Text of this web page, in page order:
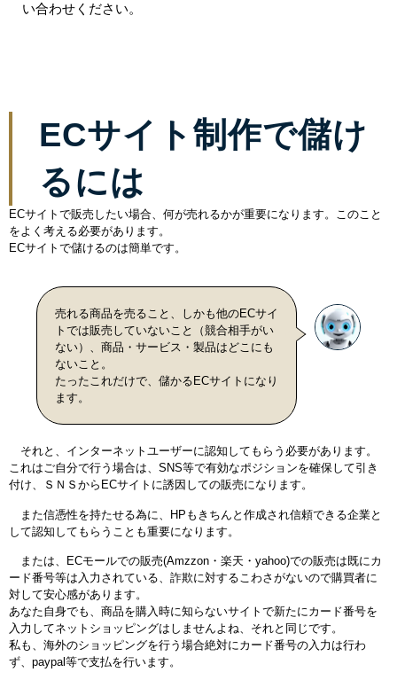
い合わせください。
ECサイト制作で儲け
るには
ECサイトで販売したい場合、何が売れるかが重要になります。このこと
をよく考える必要があります。
ECサイトで儲けるのは簡単です。
売れる商品を売ること、しかも他のECサイ
トでは販売していないこと（競合相手がい
ない）、商品・サービス・製品はどこにも
ないこと。
たったこれだけで、儲かるECサイトになり
ます。
それと、インターネットユーザーに認知してもらう必要があります。
これはご自分で行う場合は、SNS等で有効なポジションを確保して引き
付け、ＳＮＳからECサイトに誘因しての販売になります。
また信憑性を持たせる為に、HPもきちんと作成され信頼できる企業と
して認知してもらうことも重要になります。
または、ECモールでの販売(Amzzon・楽天・yahoo)での販売は既にカ
ード番号等は入力されている、詐欺に対するこわさがないので購買者に
対して安心感があります。
あなた自身でも、商品を購入時に知らないサイトで新たにカード番号を
入力してネットショッピングはしませんよね、それと同じです。
私も、海外のショッピングを行う場合絶対にカード番号の入力は行わ
ず、paypal等で支払を行います。